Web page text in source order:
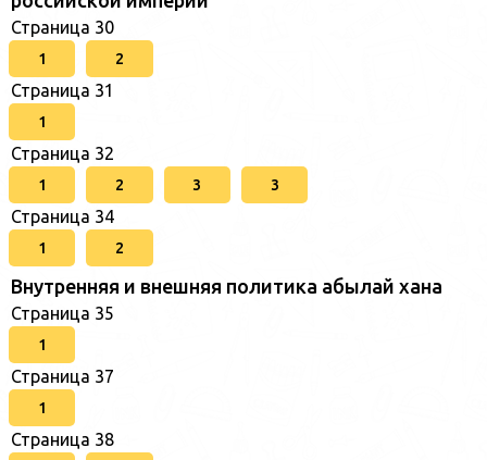
Страница 30
1 2
Страница 31
1
Страница 32
1 2 3 3
Страница 34
1 2
Внутренняя и внешняя политика абылай хана
Страница 35
1
Страница 37
1
Страница 38